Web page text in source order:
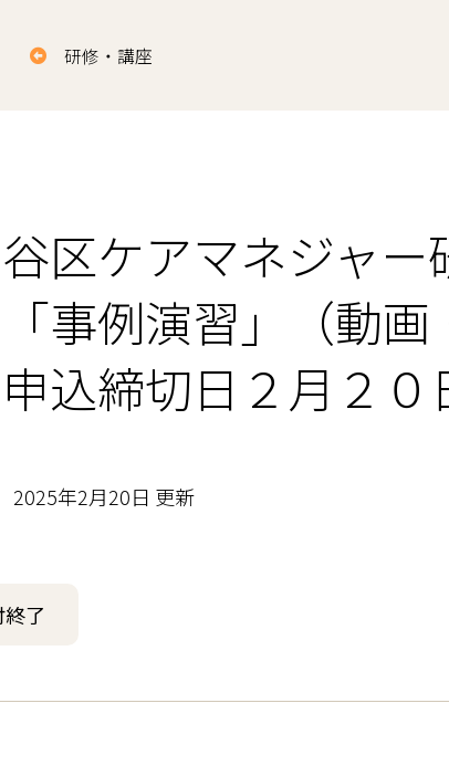
研修・講座
区ケアマネジャ
事例演習」（動画
締切日２月２０
2025年2月20日 更新
了